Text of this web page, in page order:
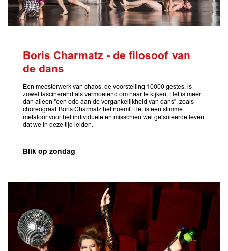
Boris Charmatz - de filosoof van
de dans
Een meesterwerk van chaos, de voorstelling 10000 gestes, is
zowel fascinerend als vermoeiend om naar te kijken. Het is meer
dan alleen "een ode aan de vergankelijkheid van dans", zoals
choreograaf Boris Charmatz het noemt. Het is een slimme
metafoor voor het individuele en misschien wel geïsoleerde leven
dat we in deze tijd leiden.
Blik op zondag